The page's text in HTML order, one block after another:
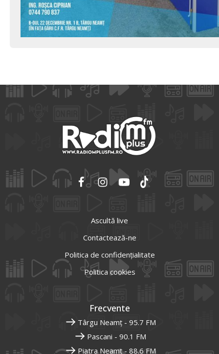
Ascultă live
Contactează-ne
Politica de confidențialitate
Politica cookies
Frecvente
Târgu Neamț - 95.7 FM
Pascani - 90.1 FM
Piatra Neamț - 88.6 FM